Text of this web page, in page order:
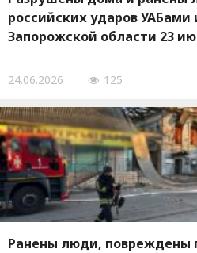
российских ударов УАБами
Запорожской области 23
24.06.2026 125
Ранены люди, повреждены